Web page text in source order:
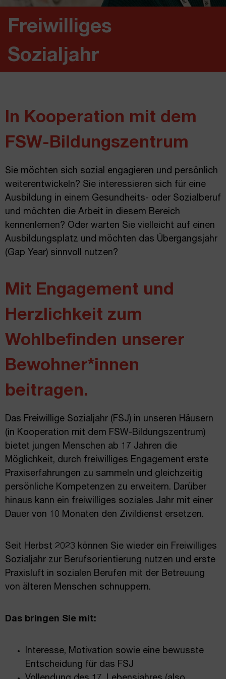
Freiwilliges
Sozialjahr
In Kooperation mit dem
FSW-Bildungszentrum
Sie möchten sich sozial engagieren und persönlich
weiterentwickeln? Sie interessieren sich für eine
Ausbildung in einem Gesundheits- oder Sozialberuf
und möchten die Arbeit in diesem Bereich
kennenlernen? Oder warten Sie vielleicht auf einen
Ausbildungsplatz und möchten das Übergangsjahr
(Gap Year) sinnvoll nutzen?
Mit Engagement und
Herzlichkeit zum
Wohlbefinden unserer
Bewohner*innen
beitragen.
Das Freiwillige Sozialjahr (FSJ) in unseren Häusern
(in Kooperation mit dem FSW-Bildungszentrum)
bietet jungen Menschen ab 17 Jahren die
Möglichkeit, durch freiwilliges Engagement erste
Praxiserfahrungen zu sammeln und gleichzeitig
persönliche Kompetenzen zu erweitern. Darüber
hinaus kann ein freiwilliges soziales Jahr mit einer
Dauer von 10 Monaten den Zivildienst ersetzen.
Seit Herbst 2023 können Sie wieder ein Freiwilliges
Sozialjahr zur Berufsorientierung nutzen und erste
Praxisluft in sozialen Berufen mit der Betreuung
von älteren Menschen schnuppern.
Das bringen Sie mit:
Interesse, Motivation sowie eine bewusste
Entscheidung für das FSJ